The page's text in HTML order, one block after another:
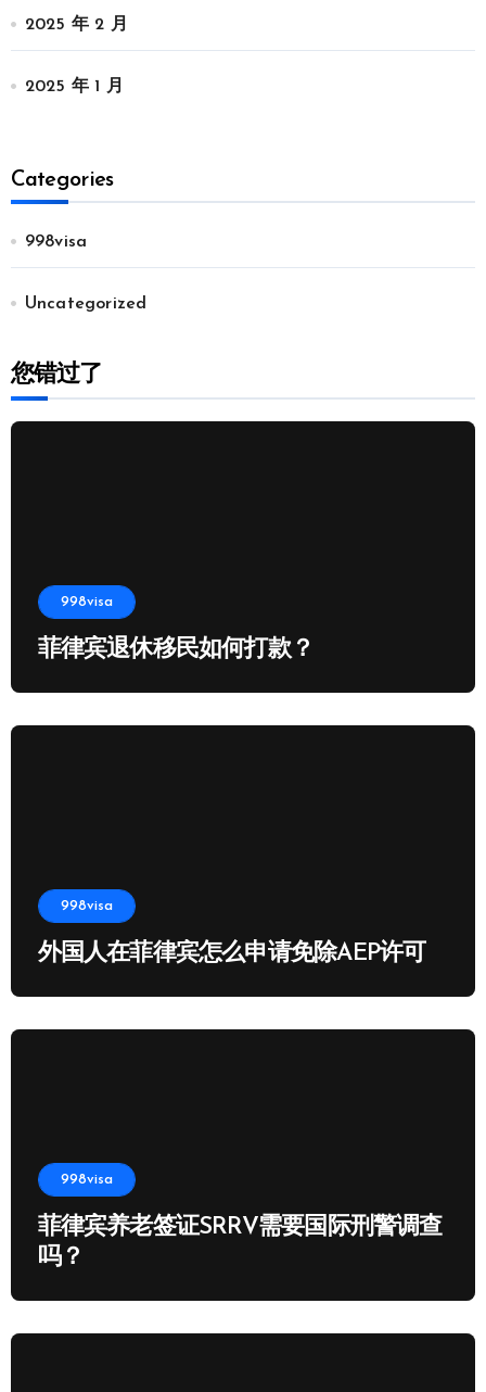
2025 年 2 月
2025 年 1 月
Categories
998visa
Uncategorized
您错过了
998visa
菲律宾退休移民如何打款？
998visa
外国人在菲律宾怎么申请免除AEP许可
998visa
菲律宾养老签证SRRV需要国际刑警调查
吗？